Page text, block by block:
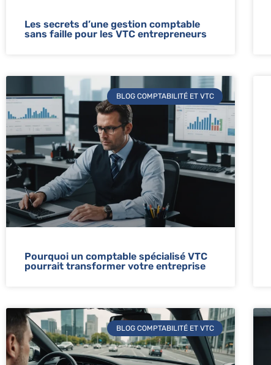
Les secrets d’une gestion comptable
sans faille pour les VTC entrepreneurs
BLOG COMPTABILITÉ ET VTC
Pourquoi un comptable spécialisé VTC
pourrait transformer votre entreprise
BLOG COMPTABILITÉ ET VTC